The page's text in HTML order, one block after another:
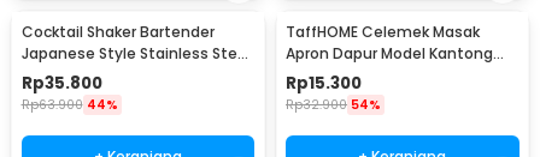
Cocktail Shaker Bartender
Japanese Style Stainless Steel
200ml
Rp35.800
Rp63.900 44%
TaffHOME Celemek Masak
Apron Dapur Model Kantong
Pola Spatula - JJ41
Rp15.300
Rp32.900 54%